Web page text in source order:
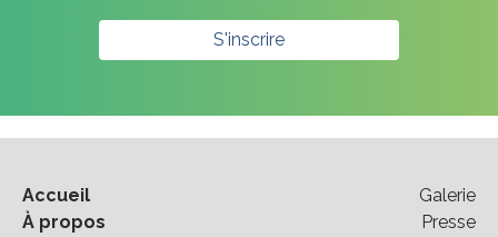
S'inscrire
Accueil
À propos
Galerie
Presse